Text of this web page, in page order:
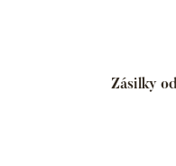
Zásilky